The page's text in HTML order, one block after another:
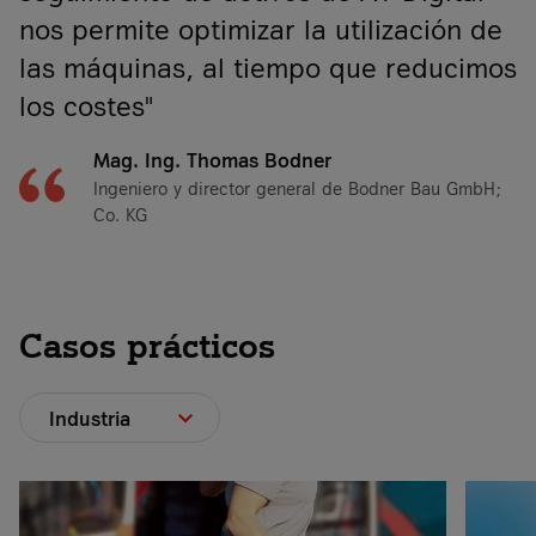
nos permite optimizar la utilización de
las máquinas, al tiempo que reducimos
los costes"
Mag. Ing. Thomas Bodner
Ingeniero y director general de Bodner Bau GmbH;
Co. KG
Casos prácticos
Industria